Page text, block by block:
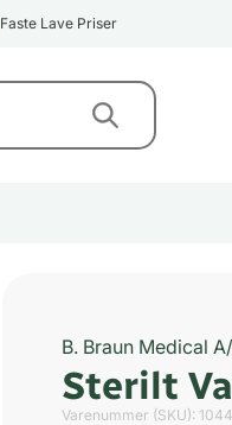
Faste Lave Priser
B. Braun Medical
Sterilt
Varenummer (SKU):